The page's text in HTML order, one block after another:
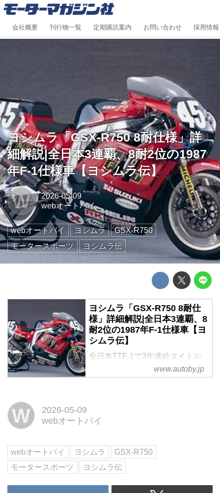
会社概要 刊行物一覧 定期購読案内 お問い合わせ 採用情報
ヨシムラ「GSX-R750 8耐仕様」詳
細解説|全日本3連覇、8耐2位の1987
年F-1仕様車【ヨシムラ伝】
W
2026-05-09
webオートバイ
webオートバイ ヨシムラ
GSX-R750
モータースポーツ
ヨシムラ伝
ヨシムラ「GSX-R750 8耐仕
様」詳細解説|全日本3連覇、8
耐2位の1987年F-1仕様車【ヨ
シムラ伝】
全日本TTF-1で3年連続タイトル
を獲得し、8耐でも連続表彰台を
得るなど華々しい活躍を見せたヨ
出す、極限のチューニングがあっ
力:バイカーズステーショ...
www.autoby.jp
W
2026-05-09
webオートバイ
webオートバイ ヨシムラ
GSX-R750
モータースポーツ
ヨシムラ伝